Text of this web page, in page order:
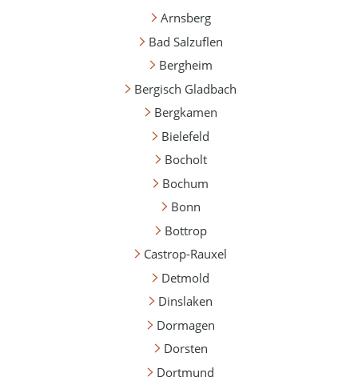
Arnsberg
Bad Salzuflen
Bergheim
Bergisch Gladbach
Bergkamen
Bielefeld
Bocholt
Bochum
Bonn
Bottrop
Castrop-Rauxel
Detmold
Dinslaken
Dormagen
Dorsten
Dortmund